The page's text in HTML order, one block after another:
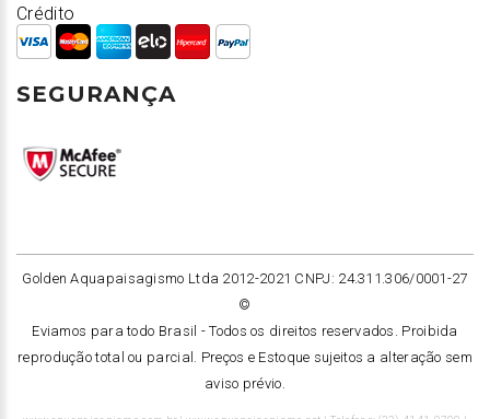
Crédito
SEGURANÇA
Golden Aquapaisagismo Ltda 2012-2021 CNPJ: 24.311.306/0001-27
©
Eviamos para todo Brasil -Todos os direitos reservados. Proibida
reprodução total ou parcial. Preços e Estoque sujeitos a alteração sem
aviso prévio.